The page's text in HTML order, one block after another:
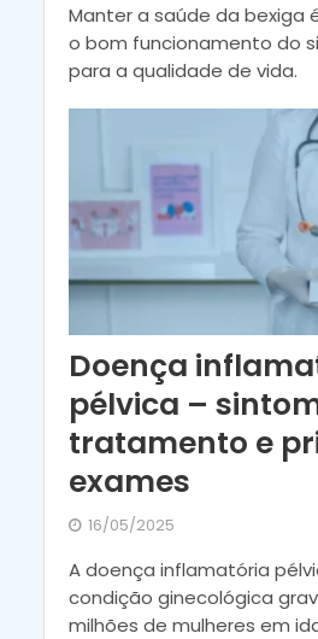
Manter a saúde da bexiga
o bom funcionamento do
para a qualidade de vida.
Doença
pélvica –
tratamento e
exames
16/05/2025
A doença inflamatória
condição ginecológica
milhões de mulheres em